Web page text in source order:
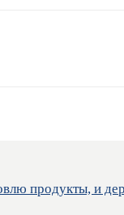
продукты, и